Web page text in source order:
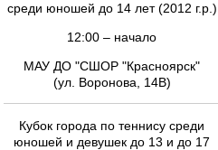
среди юношей до 14 лет (2012 г.р.)
12:00 – начало
МАУ ДО "СШОР "Красноярск"
(ул. Воронова, 14В)
Кубок города по теннису среди
юношей и девушек до 13 и до 17